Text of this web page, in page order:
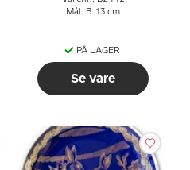
Mål: B: 13 cm
PÅ LAGER
Se vare